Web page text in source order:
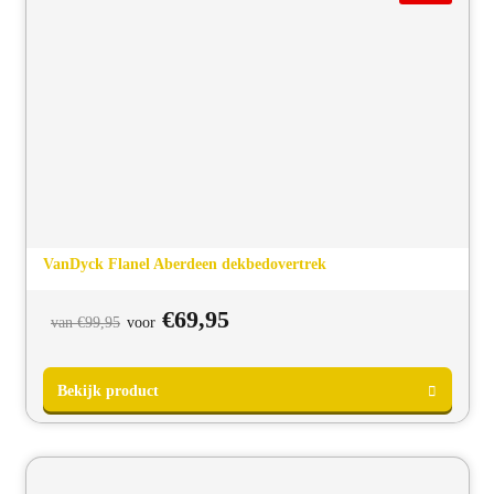
Bekijk product
VanDyck Flanel Aberdeen dekbedovertrek
van €99,95 Oorspronkelijke
was:
van
€99,95.
voor €69,95Huidige
is:
€69,95.